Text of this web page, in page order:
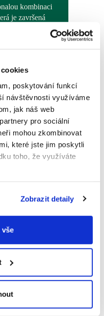
poskytování funkcí
návštěvnosti využíváme
jak náš web
pro sociální
mohou zkombinovat
které jste jim poskytli
toho, že využíváte
Zobrazit detaily
vše
kombinaci
je završená
každý den.